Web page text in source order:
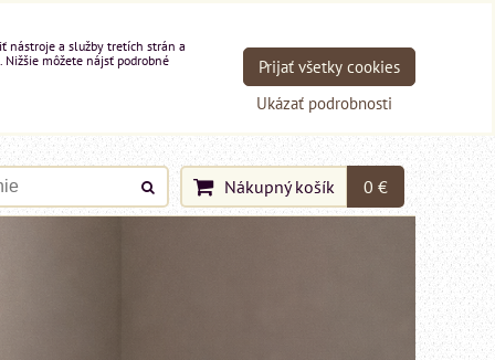
Nákupný košík 0 €
nástroje a služby tretích strán a
môžete nájsť podrobné
Ukázať podrobnosti
Prijať všetky cookies